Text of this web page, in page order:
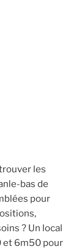
les
bas de
pour
? Un local
et 6m50 pour